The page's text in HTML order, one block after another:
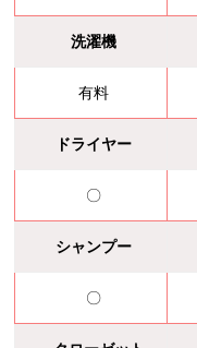
洗濯機
有料
ドライヤー
〇
シャンプー
〇